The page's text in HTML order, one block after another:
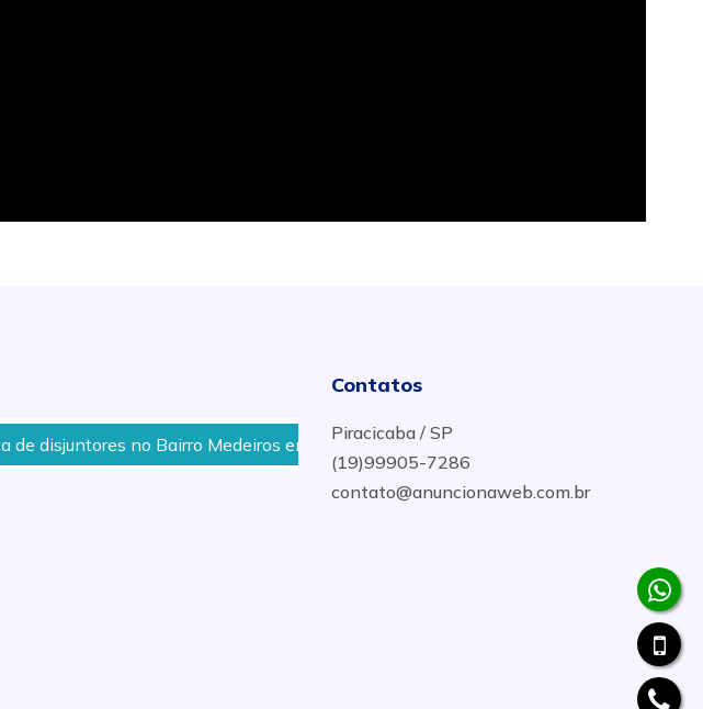
no Bairro Medeiros em Jundiaí Onde comprar conexões para tubos em
Contatos
Piracicaba / SP
(19)99905-7286
contato@anuncionaweb.com.br